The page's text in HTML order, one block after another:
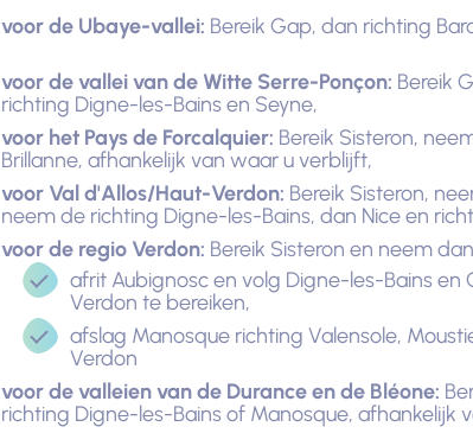
voor de Ubaye-vallei: Bereik Gap, dan richting
voor de vallei van de Witte Serre-Ponçon: Bereik
richting Digne-les-Bains en Seyne,
voor het Pays de Forcalquier: Bereik Sisteron,
Brillanne, afhankelijk van waar u verblijft,
voor Val d'Allos/Haut-Verdon: Bereik Sisteron,
neem de richting Digne-les-Bains, dan Nice en
voor de regio Verdon: Bereik Sisteron en neem
afrit Aubignosc en volg Digne-les-Bains en
Verdon te bereiken,
afslag Manosque richting Valensole,
Verdon
voor de valleien van de Durance en de Bléone:
richting Digne-les-Bains of Manosque, afhankelijk